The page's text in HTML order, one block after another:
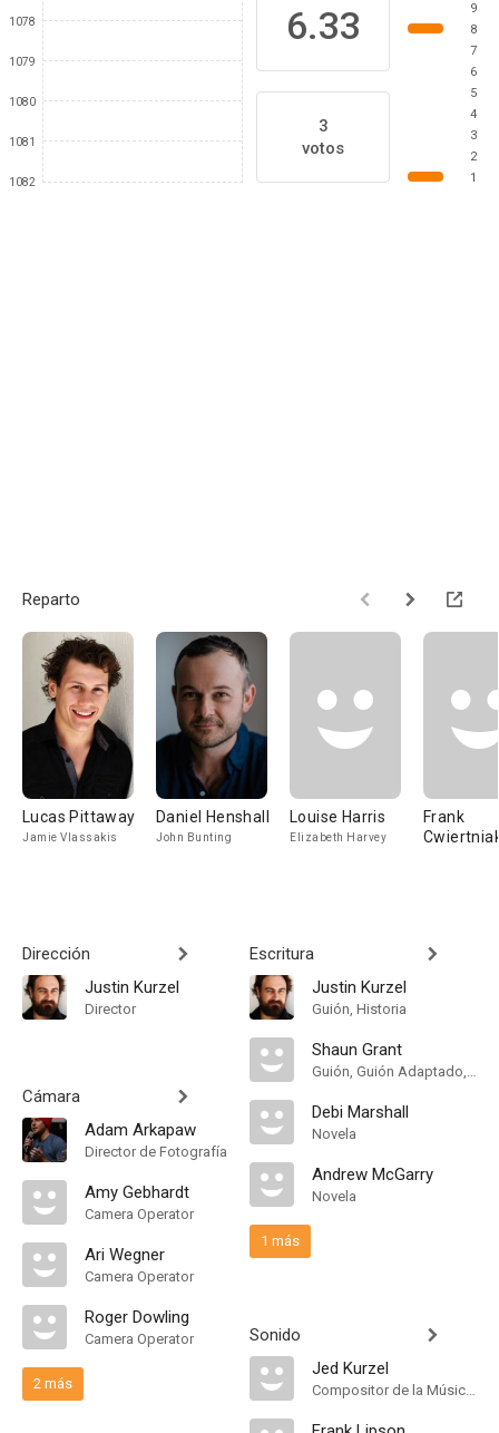
1078
1079
1080
1081
1082
6.33
3
votos
9
8
7
6
5
4
3
2
1
Reparto
Lucas Pittaway
Jamie Vlassakis
Daniel Henshall
John Bunting
Louise Harris
Elizabeth Harvey
Frank
Dirección
Justin Kurzel
Director
Cámara
Adam Arkapaw
Director de Fotografía
Amy Gebhardt
Camera Operator
Ari Wegner
Camera Operator
Roger Dowling
Camera Operator
2 más
Escritura
Justin Kurzel
Guión, Historia
Shaun Grant
Guión, Guión Adaptado, Historia
Debi Marshall
Novela
Andrew McGarry
Novela
1 más
Sonido
Jed Kurzel
Compositor de la Música Original